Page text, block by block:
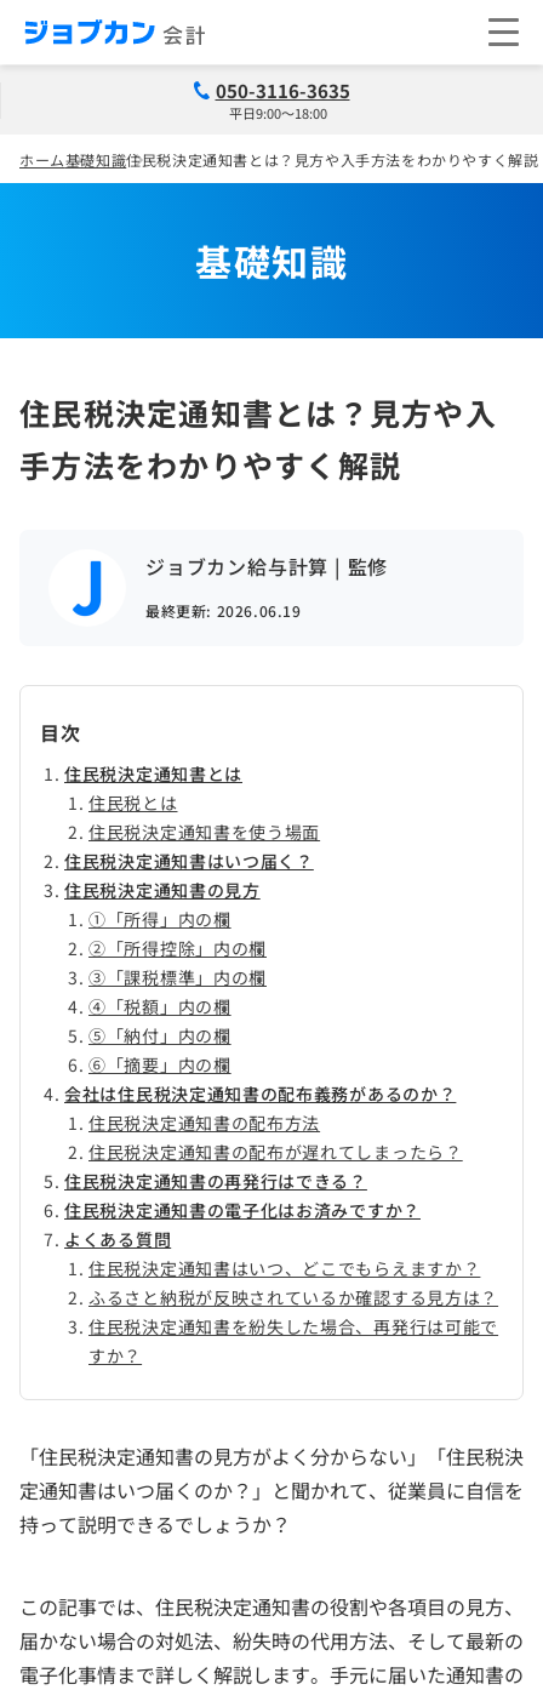
050-3116-3635
平日9:00～18:00
ホーム基礎知識住民税決定通知書とは？見方や入手方法をわかりやすく解説
基礎知識
住民税決定通知書とは？見方や入
手方法をわかりやすく解説
ジョブカン給与計算 | 監修
最終更新: 2026.06.19
目次
住民税決定通知書とは
住民税とは
住民税決定通知書を使う場面
住民税決定通知書はいつ届く？
住民税決定通知書の見方
①「所得」内の欄
②「所得控除」内の欄
③「課税標準」内の欄
④「税額」内の欄
⑤「納付」内の欄
⑥「摘要」内の欄
会社は住民税決定通知書の配布義務があるのか？
住民税決定通知書の配布方法
住民税決定通知書の配布が遅れてしまったら？
住民税決定通知書の再発行はできる？
住民税決定通知書の電子化はお済みですか？
よくある質問
住民税決定通知書はいつ、どこでもらえますか？
ふるさと納税が反映されているか確認する見方は？
住民税決定通知書を紛失した場合、再発行は可能で
すか？
「住民税決定通知書の見方がよく分からない」「住民税決
定通知書はいつ届くのか？」と聞かれて、従業員に自信を
持って説明できるでしょうか？
この記事では、住民税決定通知書の役割や各項目の見方、
届かない場合の対処法、紛失時の代用方法、そして最新の
電子化事情まで詳しく解説します。手元に届いた通知書の